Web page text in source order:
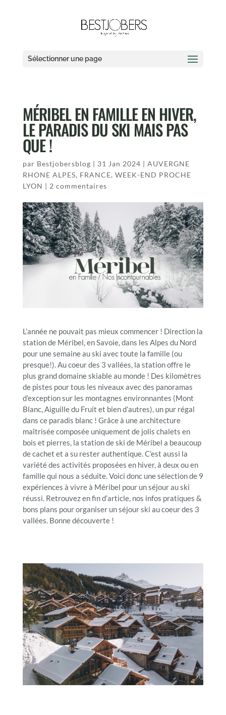
Sélectionner une page
MÉRIBEL EN FAMILLE EN HIVER,
LE PARADIS DU SKI MAIS PAS
QUE !
par Bestjobersblog | 31 Jan 2024 | AUVERGNE
RHONE ALPES, FRANCE, WEEK-END PROCHE
LYON | 2 commentaires
L’année ne pouvait pas mieux commencer ! Direction la
station de Méribel, en Savoie, dans les Alpes du Nord
pour une semaine au ski avec toute la famille (ou
presque!). Au coeur des 3 vallées, la station offre le
plus grand domaine skiable au monde ! Des kilomètres
de pistes pour tous les niveaux avec des panoramas
d’exception sur les montagnes environnantes (Mont
Blanc, Aiguille du Fruit et bien d’autres), un pur régal
dans ce paradis blanc ! Grâce à une architecture
maîtrisée composée uniquement de jolis chalets en
bois et pierres, la station de ski de Méribel a beaucoup
de cachet et a su rester authentique. C’est aussi la
variété des activités proposées en hiver, à deux ou en
famille qui nous a séduite. Voici donc une sélection de 9
expériences à vivre à Méribel pour un séjour au ski
réussi. Retrouvez en fin d’article, nos infos pratiques &
bons plans pour organiser un séjour ski au coeur des 3
vallées. Bonne découverte !